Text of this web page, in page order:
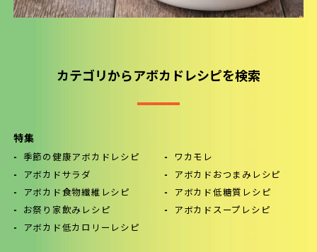
カテゴリからアボカドレシピを検索
特集
季節の健康アボカドレシピ ワカモレ
アボカドサラダ アボカドおつまみレシピ
アボカド食物繊維レシピ アボカド低糖質レシピ
お祭り家飲みレシピ アボカドスープレシピ
アボカド低カロリーレシピ